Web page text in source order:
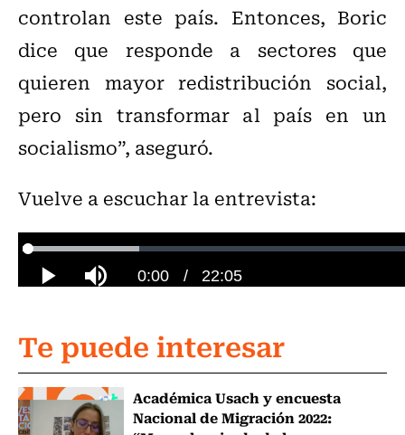
controlan este país. Entonces, Boric
dice que responde a sectores que
quieren mayor redistribución social,
pero sin transformar al país en un
socialismo”, aseguró.
Vuelve a escuchar la entrevista:
Te puede interesar
Académica Usach y encuesta
Nacional de Migración 2022: